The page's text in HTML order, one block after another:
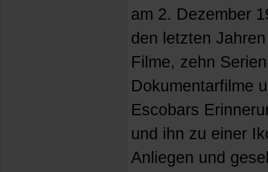
am 2. Dezember
den letzten
Filme, zehn
Dokumentarfilme
Escobars
und ihn zu einer
Anliegen und